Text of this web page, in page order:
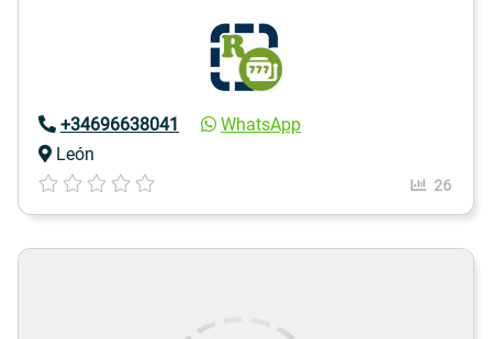
+34696638041
WhatsApp
León
26